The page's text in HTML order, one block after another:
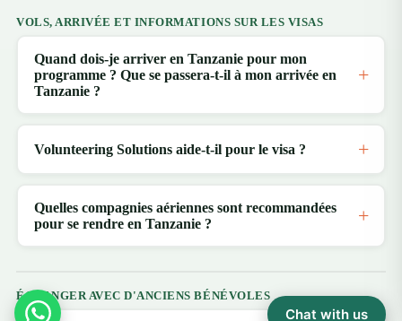
VOLS, ARRIVÉE ET INFORMATIONS SUR LES VISAS
Quand dois-je arriver en Tanzanie pour mon
programme ? Que se passera-t-il à mon arrivée en
Tanzanie ?
Volunteering Solutions aide-t-il pour le visa ?
Quelles compagnies aériennes sont recommandées
pour se rendre en Tanzanie ?
ÉCHANGER AVEC D'ANCIENS BÉNÉVOLES
Chat with us